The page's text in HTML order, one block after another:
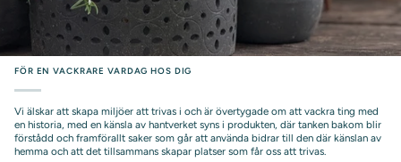
FÖR EN VACKRARE VARDAG HOS DIG
Vi älskar att skapa miljöer att trivas i och är övertygade om att vackra ting med
en historia, med en känsla av hantverket syns i produkten, där tanken bakom blir
förstådd och framförallt saker som går att använda bidrar till den där känslan av
hemma och att det tillsammans skapar platser som får oss att trivas.